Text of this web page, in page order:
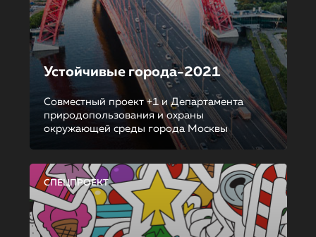
Устойчивые города-2021
Совместный проект +1 и Департамента
природопользования и охраны
окружающей среды города Москвы
СПЕЦПРОЕКТ